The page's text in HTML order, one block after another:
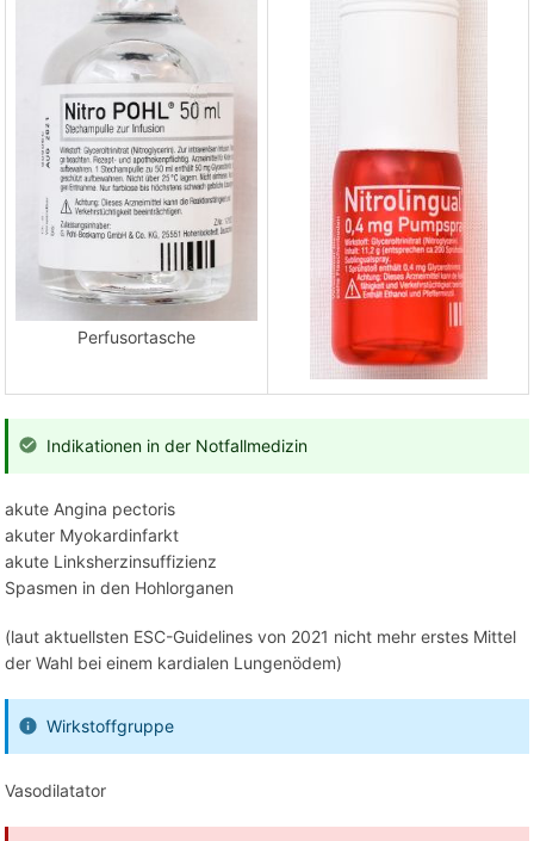
Perfusortasche
Indikationen in der Notfallmedizin
akute Angina pectoris
akuter Myokardinfarkt
akute Linksherzinsuffizienz
Spasmen in den Hohlorganen
(laut aktuellsten ESC-Guidelines von 2021 nicht mehr erstes Mittel
der Wahl bei einem kardialen Lungenödem)
Wirkstoffgruppe
Vasodilatator